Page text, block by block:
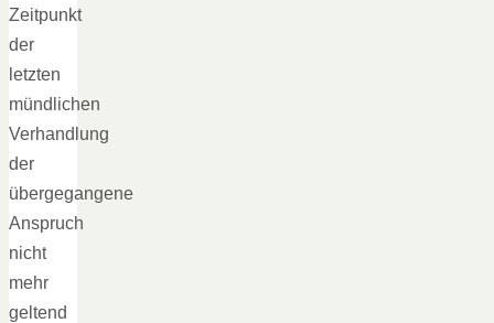
Zeitpunkt
der
letzten
mündlichen
Verhandlung
der
übergegangene
Anspruch
nicht
mehr
geltend